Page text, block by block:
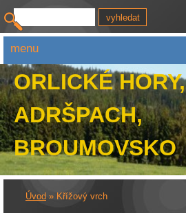
ORLICKÉ HORY,
ADRŠPACH,
BROUMOVSKO
Úvod » Křížový vrch
menu